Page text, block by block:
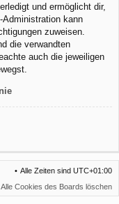
und ermöglicht dir,
kann
zuweisen.
die verwandten
auch die jeweiligen
Alle Zeiten sind UTC+01:00
Alle Cookies des Boards löschen